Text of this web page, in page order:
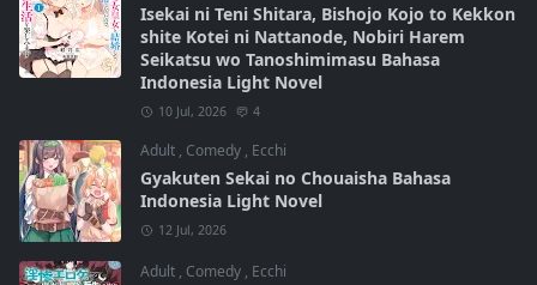
Isekai ni Teni Shitara, Bishojo Kojo to Kekkon
shite Kotei ni Nattanode, Nobiri Harem
Seikatsu wo Tanoshimimasu Bahasa
Indonesia Light Novel
10 Jul, 2026 4
Adult , Comedy , Ecchi
Gyakuten Sekai no Chouaisha Bahasa
Indonesia Light Novel
12 Jul, 2026
Adult , Comedy , Ecchi